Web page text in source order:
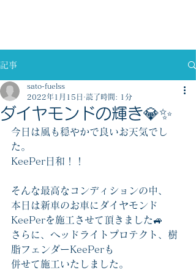
記事
ダイヤモンドの輝き💎✨
sato-fuelss
2022年1月15日
読了時間: 1分
今日は風も穏やかで良いお天気でし
た。
KeePer日和！！
そんな最高なコンディションの中、
本日は新車のお車にダイヤモンド
KeePerを施工させて頂きました🚙
さらに、ヘッドライトプロテクト、樹
脂フェンダーKeePerも
併せて施工いたしました。